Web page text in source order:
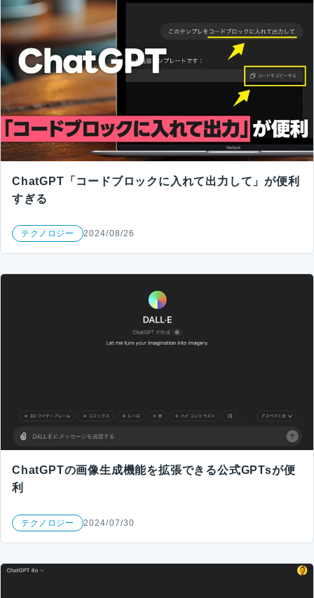
ChatGPT「コードブロックに入れて出力して」が便利
すぎる
テクノロジー 2024/08/26
ChatGPTの画像生成機能を拡張できる公式GPTsが便
利
テクノロジー 2024/07/30